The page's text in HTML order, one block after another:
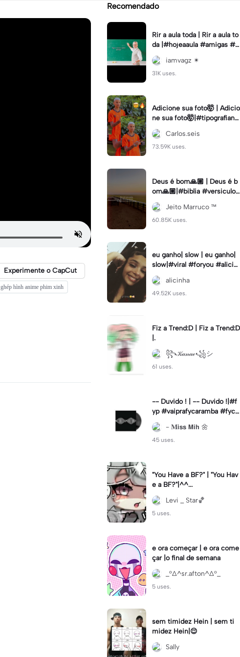
Experimente o CapCut
ghép hình anime phim xinh
Recomendado
Rir a aula toda | Rir a aula to
da |#hojeaaula #amigas #tr
endtikitok #melhoresamiga
s
iamvagz ✴︎
31K uses.
Adicione sua foto🤯 | Adicio
ne sua foto🤯|#tipografiano
va #status #tipografia
Carlos.seis
73.59K uses.
Deus é bom🙏🏼 | Deus é b
om🙏🏼|#biblia #versiculo
#cristao #agro #tipografia
#fy #fypJeito Marruco ™️
60.85K uses.
eu ganho| slow | eu ganho|
slow|#viral #foryou #alicin
ha #cameralenta #slow
alicinha
49.52K uses.
Fiz a Trend:D | Fiz a Trend:D
|.
꧂𝒦𝒶𝓃𝒶ℯ꧁シ
61 uses.
-- Duvido ! | -- Duvido !|#f
yp #vaiprafycaramba #fyca
pcut #viral
- 𝐌𝗶𝘀𝘀 𝗠𝗶𝗵 🌼
45 uses.
"You Have a BF?" | "You Hav
e a BF?"|^^...
Levi _ Star🏀
5 uses.
e ora começar | e ora come
çar |o final de semana
_°∆^sr.afton^∆°_
5 uses.
sem timidez Hein | sem ti
midez Hein|😌
Sally